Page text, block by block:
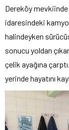
Dereköy
idaresindeki
halindeyken
sonucu yoldan
çelik ayağına
yerinde hayatını